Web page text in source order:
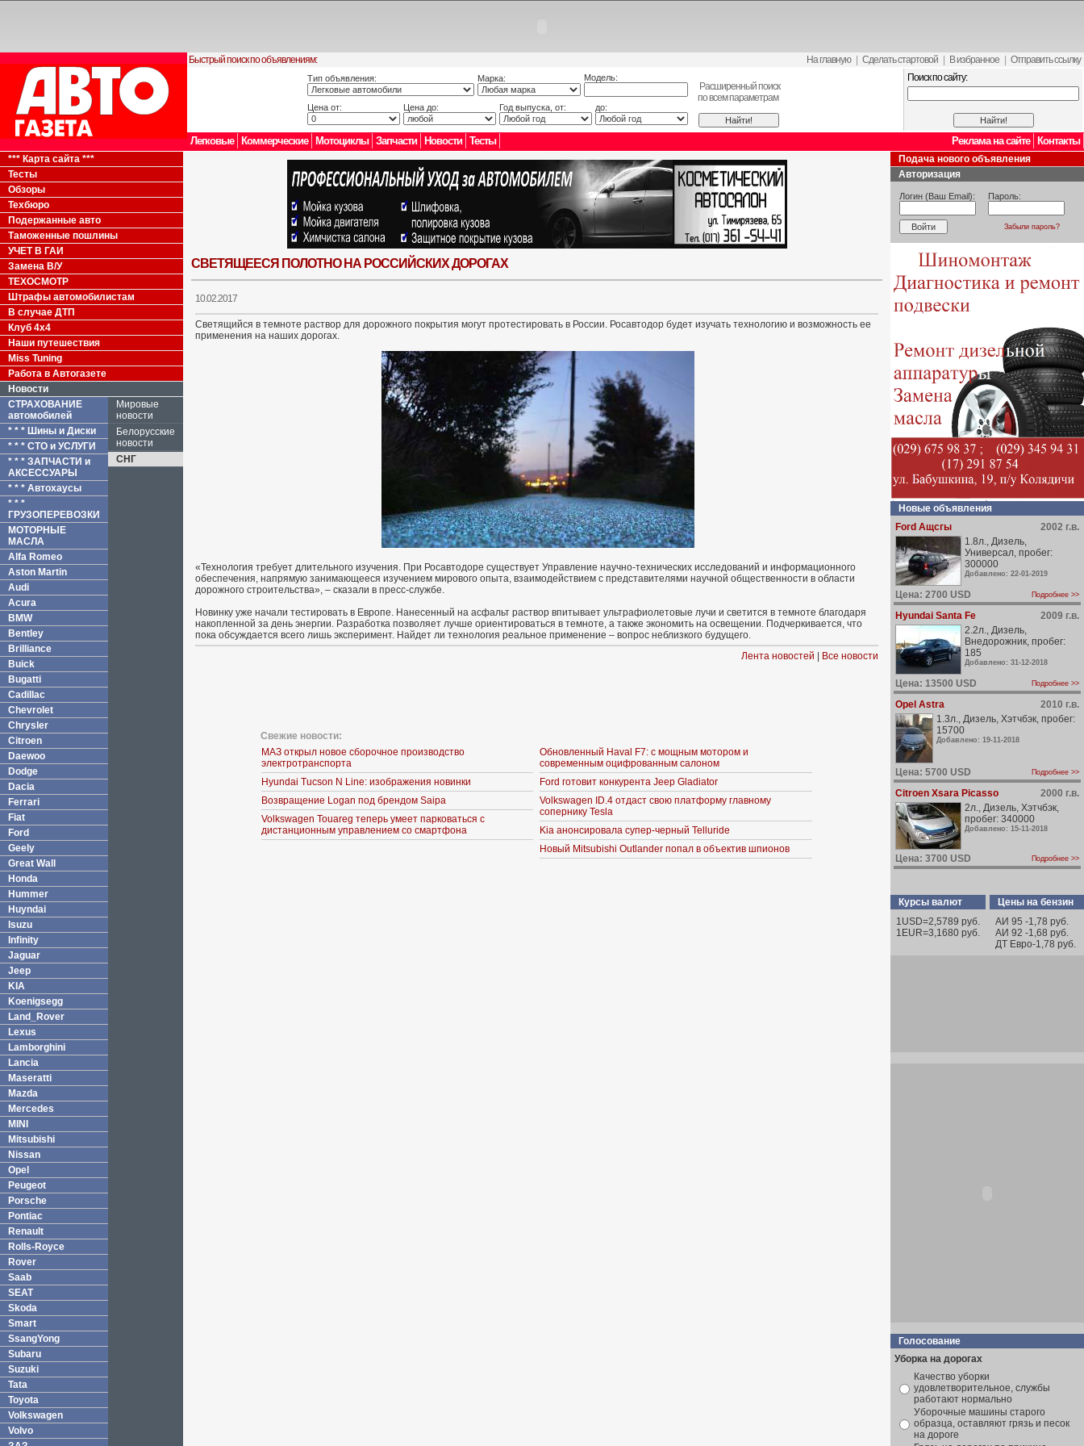
Быстрый поиск по объявлениям: На главную Сделать стартовой В избранное Отправить ссылку
Тип объявления: Марка: Модель:
Расширенный поиск
по всем параметрам
Цена от: Цена до: Год выпуска, от: до:
Поиск по сайту:
Легковые Коммерческие Мотоциклы Запчасти Новости Тесты Контакты
Реклама на сайте
*** Карта сайта ***
Тесты
Обзоры
Техбюро
Подержанные авто
Таможенные пошлины
УЧЕТ В ГАИ
Замена В/У
ТЕХОСМОТР
Штрафы автомобилистам
В случае ДТП
Клуб 4x4
Наши путешествия
Miss Tuning
Работа в Автогазете
Новости
СТРАХОВАНИЕ
автомобилей
* * * Шины и Диски
* * * СТО и УСЛУГИ
* * * ЗАПЧАСТИ и
АКСЕССУАРЫ
* * * Автохаусы
* * *
ГРУЗОПЕРЕВОЗКИ
МОТОРНЫЕ
МАСЛА
Alfa Romeo
Aston Martin
Audi
Acura
BMW
Bentley
Brilliance
Buick
Bugatti
Cadillac
Chevrolet
Chrysler
Citroen
Daewoo
Dodge
Dacia
Ferrari
Fiat
Ford
Geely
Great Wall
Honda
Hummer
Huyndai
Isuzu
Infinity
Jaguar
Jeep
KIA
Koenigsegg
Land_Rover
Lexus
Lamborghini
Lancia
Maseratti
Mazda
Mercedes
MINI
Mitsubishi
Nissan
Opel
Peugeot
Porsche
Pontiac
Renault
Rolls-Royce
Rover
Saab
SEAT
Skoda
Smart
SsangYong
Subaru
Suzuki
Tata
Toyota
Volkswagen
Volvo
Мировые
новости
Белорусские
новости
СНГ
СВЕТЯЩЕЕСЯ ПОЛОТНО НА РОССИЙСКИХ ДОРОГАХ
10.02.2017
Светящийся в темноте раствор для дорожного покрытия могут протестировать в России. Росавтодор будет изучать технологию и возможность ее
применения на наших дорогах.
«Технология требует длительного изучения. При Росавтодоре существует Управление научно-технических исследований и информационного
обеспечения, напрямую занимающееся изучением мирового опыта, взаимодействием с представителями научной общественности в области
дорожного строительства», – сказали в пресс-службе.
Новинку уже начали тестировать в Европе. Нанесенный на асфальт раствор впитывает ультрафиолетовые лучи и светится в темноте благодаря
накопленной за день энергии. Разработка позволяет лучше ориентироваться в темноте, а также экономить на освещении. Подчеркивается, что
пока обсуждается всего лишь эксперимент. Найдет ли технология реальное применение – вопрос неблизкого будущего.
Лента новостей
Все новости
Свежие новости:
МАЗ открыл новое сборочное производство
электротранспорта
Hyundai Tucson N Line: изображения новинки
Возвращение Logan под брендом Saipa
Volkswagen Touareg теперь умеет парковаться с
дистанционным управлением со смартфона
Обновленный Haval F7: с мощным мотором и
современным оцифрованным салоном
Ford готовит конкурента Jeep Gladiator
Volkswagen ID.4 отдаст свою платформу главному
сопернику Tesla
Kia анонсировала супер-черный Telluride
Новый Mitsubishi Outlander попал в объектив шпионов
Подача нового объявления
Авторизация
Логин (Ваш Email): Пароль:
Забыли пароль?
Новые объявления
Ford Ащсгы
2002 г.в.
1.8л., Дизель,
Универсал, пробег:
300000
Добавлено: 22-01-2019
Цена: 2700 USD Подробнее >>
Hyundai Santa Fe
2009 г.в.
2.2л., Дизель,
Внедорожник, пробег:
185
Добавлено: 31-12-2018
Цена: 13500 USD Подробнее >>
Opel Astra
2010 г.в.
1.3л., Дизель, Хэтчбэк, пробег:
15700
Добавлено: 19-11-2018
Цена: 5700 USD Подробнее >>
Citroen Xsara Picasso
2000 г.в.
2л., Дизель, Хэтчбэк,
пробег: 340000
Добавлено: 15-11-2018
Цена: 3700 USD Подробнее >>
Курсы валют
1USD=2,5789 руб.
1EUR=3,1680 руб.
Цены на бензин
АИ 95 -1,78 руб.
АИ 92 -1,68 руб.
ДТ Евро-1,78 руб.
Голосование
Уборка на дорогах
Качество уборки
удовлетворительное, службы
работают нормально
Уборочные машины старого
образца, оставляют грязь и песок
на дороге